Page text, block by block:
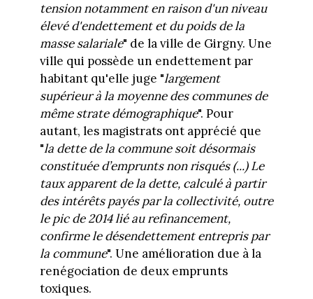
tension notamment en raison d'un niveau
élevé d'endettement et du poids de la
masse salariale" de la ville de Girgny. Une
ville qui possède un endettement par
habitant qu'elle juge "largement
supérieur à la moyenne des communes de
même strate démographique". Pour
autant, les magistrats ont apprécié que
"la dette de la commune soit désormais
constituée d’emprunts non risqués (...) Le
taux apparent de la dette, calculé à partir
des intérêts payés par la collectivité, outre
le pic de 2014 lié au refinancement,
confirme le désendettement entrepris par
la commune". Une amélioration due à la
renégociation de deux emprunts
toxiques.